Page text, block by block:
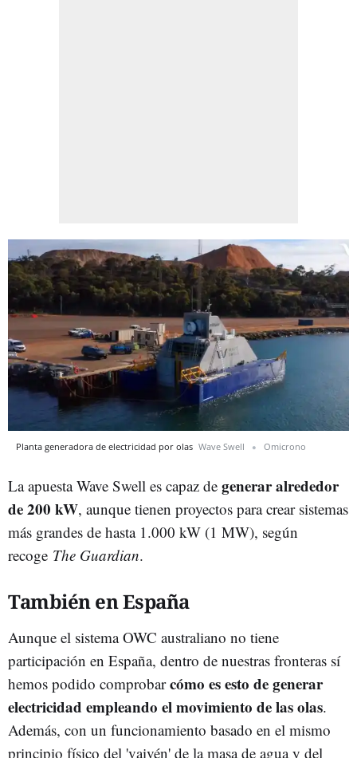
Planta generadora de electricidad por olas Wave Swell Omicrono
La apuesta Wave Swell es capaz de generar alrededor
de 200 kW, aunque tienen proyectos para crear sistemas
más grandes de hasta 1.000 kW (1 MW), según
recoge The Guardian.
También en España
Aunque el sistema OWC australiano no tiene
participación en España, dentro de nuestras fronteras sí
hemos podido comprobarcómo es esto de generar
electricidad empleando el movimiento de las olas.
Además, con un funcionamiento basado en el mismo
principio físico del 'vaivén' de la masa de agua y del